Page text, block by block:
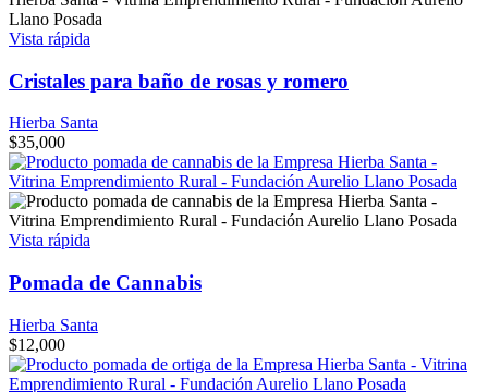
Vista rápida
Cristales para baño de rosas y romero
Hierba Santa
$35,000
Vista rápida
Pomada de Cannabis
Hierba Santa
$12,000